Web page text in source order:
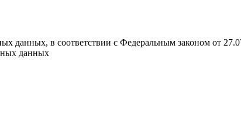
данных, в соответствии с Федеральным законом от
данных